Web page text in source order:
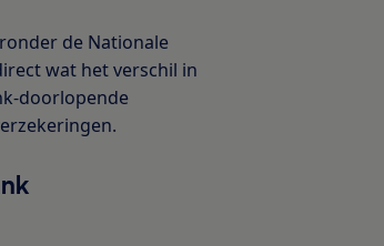
de Nationale
wat het verschil in
doorlopende